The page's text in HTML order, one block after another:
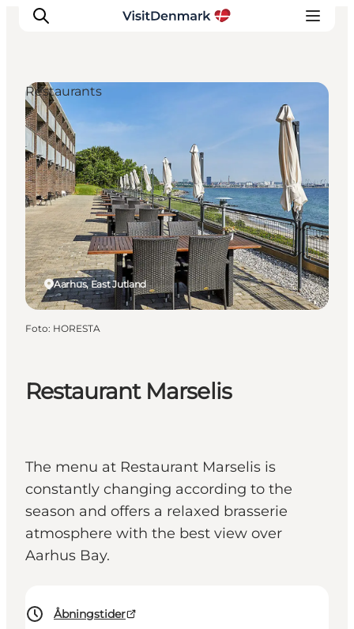
Inspiration
Resmål
Aktiviteter
Övernatta
Planera resan
Restaurant Marselis
The menu at Restaurant Marselis is
constantly changing according to the
season and offers a relaxed brasserie
atmosphere with the best view over
Aarhus Bay.
Åbningstider
Aarhus, East Jutland
Restaurants
Foto: HORESTA